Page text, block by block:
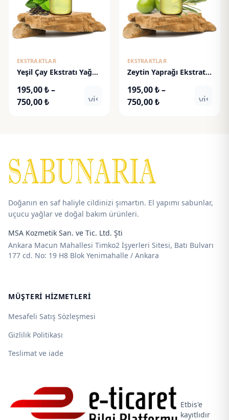
EKSTRAKTLAR
Yeşil Çay Ekstratı Yağ
195,00₺–
750,00₺Fiyat
visibility
EKSTRAKTLAR
Zeytin Yaprağı Ekstratı
Extract
195,00₺–
750,00₺Fiyat
Doğanın en saf haliyle cildinizi şımartın. El yapımı sabunlar,
uçucu yağlar ve doğal bakım ürünleri.
MSA Kozmetik San. ve Tic. Ltd. Şti
Ankara Macun Mahallesi Timko2 İşyerleri Sitesi, Batı Bulvarı
177 cd. No: 19 H8 Blok Yenimahalle / Ankara
MÜŞTERI HIZMETLERI
Mesafeli Satış Sözleşmesi
Gizlilik Politikası
Teslimat ve iade
Etbis'e
kayıtlıdır